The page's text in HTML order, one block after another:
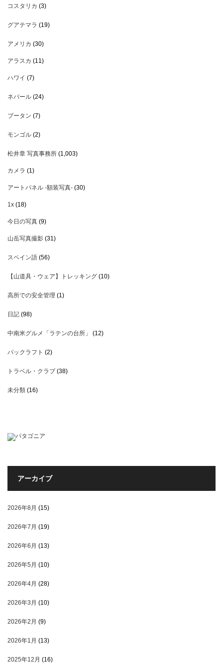
コスタリカ (3)
グアテマラ (19)
アメリカ (30)
アラスカ (11)
ハワイ (7)
ネパール (24)
ブータン (7)
モンゴル (2)
松井章 写真事務所 (1,003)
カメラ (1)
アートパネル -額装写真- (30)
1x (18)
今日の写真 (9)
山岳写真撮影 (31)
スペイン語 (56)
【山道具・ウェア】トレッキング (10)
高所での安全管理 (1)
日記 (98)
中南米グルメ「ラテンの台所」 (12)
パックラフト (2)
トラベル・クラブ (38)
未分類 (16)
アーカイブ
2026年8月 (15)
2026年7月 (19)
2026年6月 (13)
2026年5月 (10)
2026年4月 (28)
2026年3月 (10)
2026年2月 (9)
2026年1月 (13)
2025年12月 (16)